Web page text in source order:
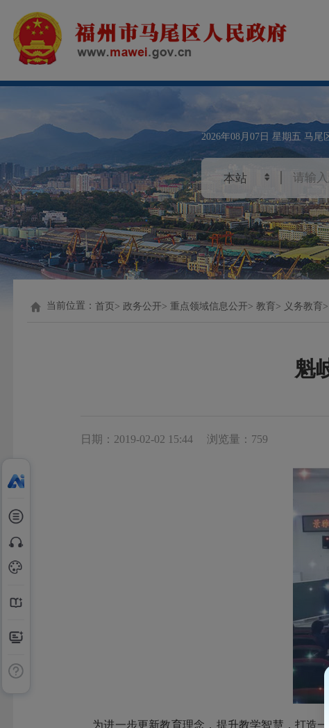
2026年08月07日 星期五 马尾
当前位置：首页 政务公开 重点领域信息公开 教育 义务教育
魁
日期：2019-02-02 15:44 浏览量：759
为进一步更新教育理念，提升教学智慧，打造